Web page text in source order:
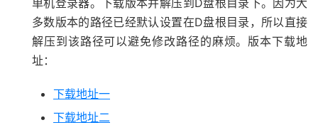
单机登录器。下载版本并解压到D盘根目录下。因为大
多数版本的路径已经默认设置在D盘根目录，所以直接
解压到该路径可以避免修改路径的麻烦。版本下载地
址：
下载地址一
下载地址二